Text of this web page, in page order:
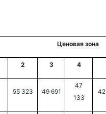
Ценовая зона
2 3 4
55 323 49 691
47
133